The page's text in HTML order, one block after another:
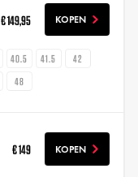
€ 149,95 KOPEN
40.5 41.5
42
48
€ 149 KOPEN